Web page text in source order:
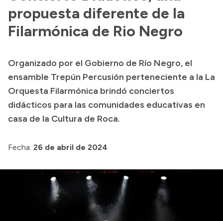
Normativa
Presupuesto
Boletín Oficial
Compras y licitaciones
Consulta de expedientes
Convocatorias
Intranet
propuesta diferente de la
Filarmónica de Rio Negro
Organizado por el Gobierno de Río Negro, el
ensamble Trepún Percusión perteneciente a la La
Orquesta Filarmónica brindó conciertos
didácticos para las comunidades educativas en
casa de la Cultura de Roca.
Fecha: 26 de abril de 2024